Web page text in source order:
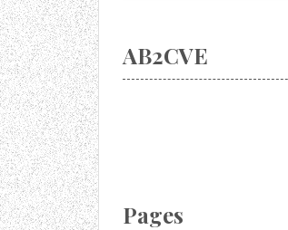
AB2CVE
Pages